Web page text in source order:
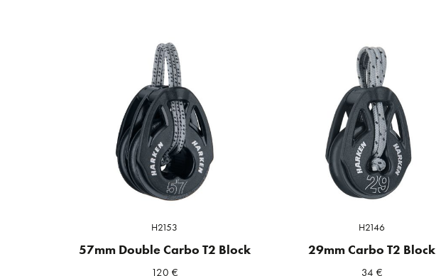
H2153
57mm Double Carbo T2 Block
120 €
H2146
29mm Carbo T2 Block
34 €